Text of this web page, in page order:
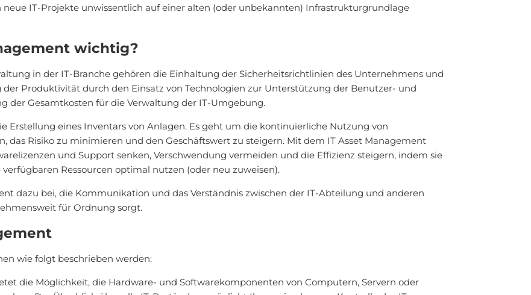
neue IT-Projekte unwissentlich auf einer alten (oder unbekannten) Infrastrukturgrundlage
wichtig?
in der IT-Branche gehören die Einhaltung der Sicherheitsrichtlinien des Unternehmens und
Produktivität durch den Einsatz von Technologien zur Unterstützung der Benutzer- und
der Gesamtkosten für die Verwaltung der IT-Umgebung.
Erstellung eines Inventars von Anlagen. Es geht um die kontinuierliche Nutzung von
das Risiko zu minimieren und den Geschäftswert zu steigern. Mit dem IT Asset Management
und Support senken, Verschwendung vermeiden und die Effizienz steigern, indem sie
Ressourcen optimal nutzen (oder neu zuweisen).
dazu bei, die Kommunikation und das Verständnis zwischen der IT-Abteilung und anderen
für Ordnung sorgt.
wie folgt beschrieben werden:
die Möglichkeit, die Hardware- und Softwarekomponenten von Computern, Servern oder